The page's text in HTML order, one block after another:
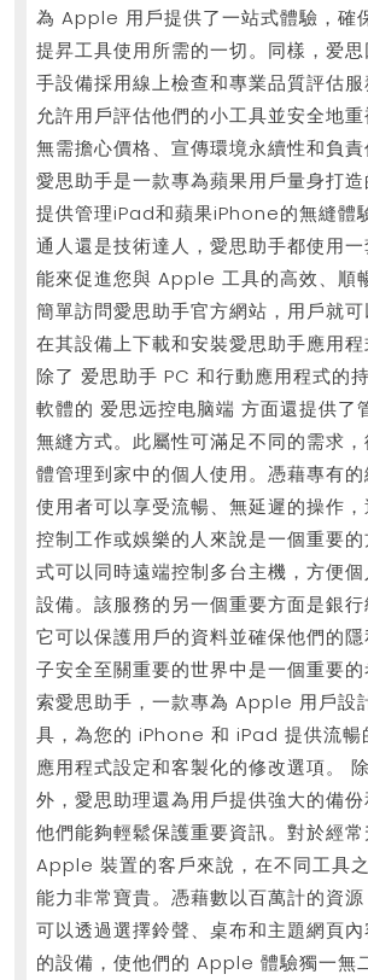
為 Apple 用戶提供了一站式體驗，確
提昇工具使用所需的一切。同樣，爱
手設備採用線上檢查和專業品質評估
允許用戶評估他們的小工具並安全地
無需擔心價格、宣傳環境永續性和負責
愛思助手是一款專為蘋果用戶量身打造
提供管理iPad和蘋果iPhone的無縫體
通人還是技術達人，愛思助手都使用
能來促進您與 Apple 工具的高效、順
簡單訪問愛思助手官方網站，用戶就
在其設備上下載和安裝愛思助手應用程
除了 爱思助手 PC 和行動應用程式的
軟體的 爱思远控电脑端 方面還提供了
無縫方式。此屬性可滿足不同的需求
體管理到家中的個人使用。憑藉專有的
使用者可以享受流暢、無延遲的操作
控制工作或娛樂的人來說是一個重要
式可以同時遠端控制多台主機，方便
設備。該服務的另一個重要方面是銀行
它可以保護用戶的資料並確保他們的
子安全至關重要的世界中是一個重要
索愛思助手，一款專為 Apple 用戶設
具，為您的 iPhone 和 iPad 提供流暢
應用程式設定和客製化的修改選項。
外，愛思助理還為用戶提供強大的備
他們能夠輕鬆保護重要資訊。對於經
Apple 裝置的客戶來說，在不同工具
能力非常寶貴。憑藉數以百萬計的資
可以透過選擇鈴聲、桌布和主題網頁
的設備，使他們的 Apple 體驗獨一無